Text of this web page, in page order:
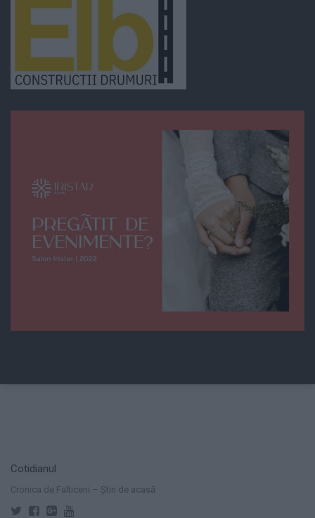
Cotidianul
Cronica de Falticeni – Știri de acasă